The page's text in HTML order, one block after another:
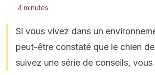
4 minutes
Si vous vivez dans un
peut-être constaté que le chien
suivez une série de conseils,